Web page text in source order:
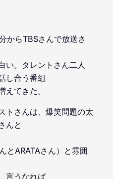
からTBSさんで放送さ
い。タレントさん二人
し合う番組
えてきた。
トさんは、爆笑問題の太
んと
とARATAさん）と雰囲
言うなれば